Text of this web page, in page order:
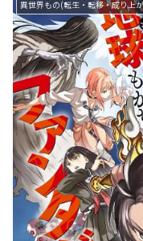
異世界もの(転生・転移・成り上